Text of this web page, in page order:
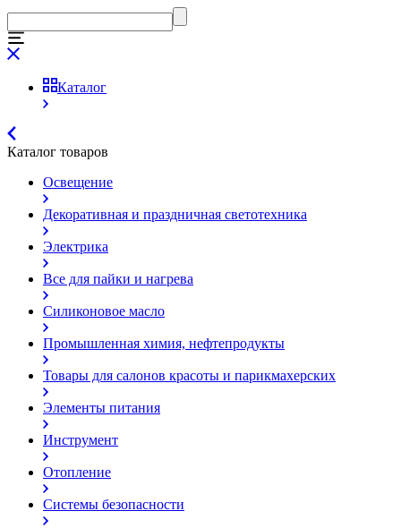
Каталог
Каталог товаров
Освещение
Декоративная и праздничная светотехника
Электрика
Все для пайки и нагрева
Силиконовое масло
Промышленная химия, нефтепродукты
Товары для салонов красоты и парикмахерских
Элементы питания
Инструмент
Отопление
Системы безопасности